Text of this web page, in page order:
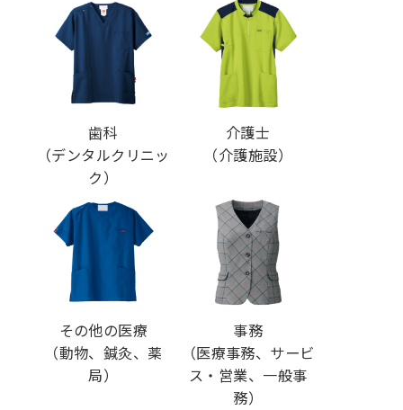
歯科
（デンタルクリニッ
ク）
介護士
（介護施設）
その他の医療
（動物、鍼灸、薬
局）
事務
（医療事務、サービ
ス・営業、一般事
務）